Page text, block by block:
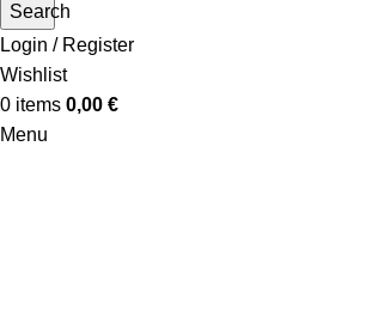
Search
Login / Register
Wishlist
0 items 0,00 €
Menu